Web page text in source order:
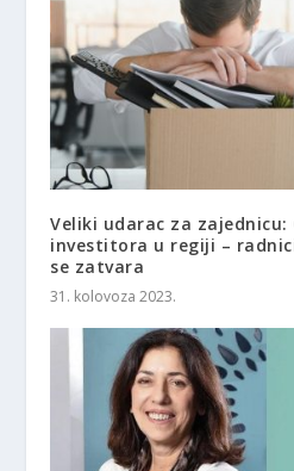
Veliki udarac za zajednicu:
investitora u regiji –
se zatvara
31. kolovoza 2023.